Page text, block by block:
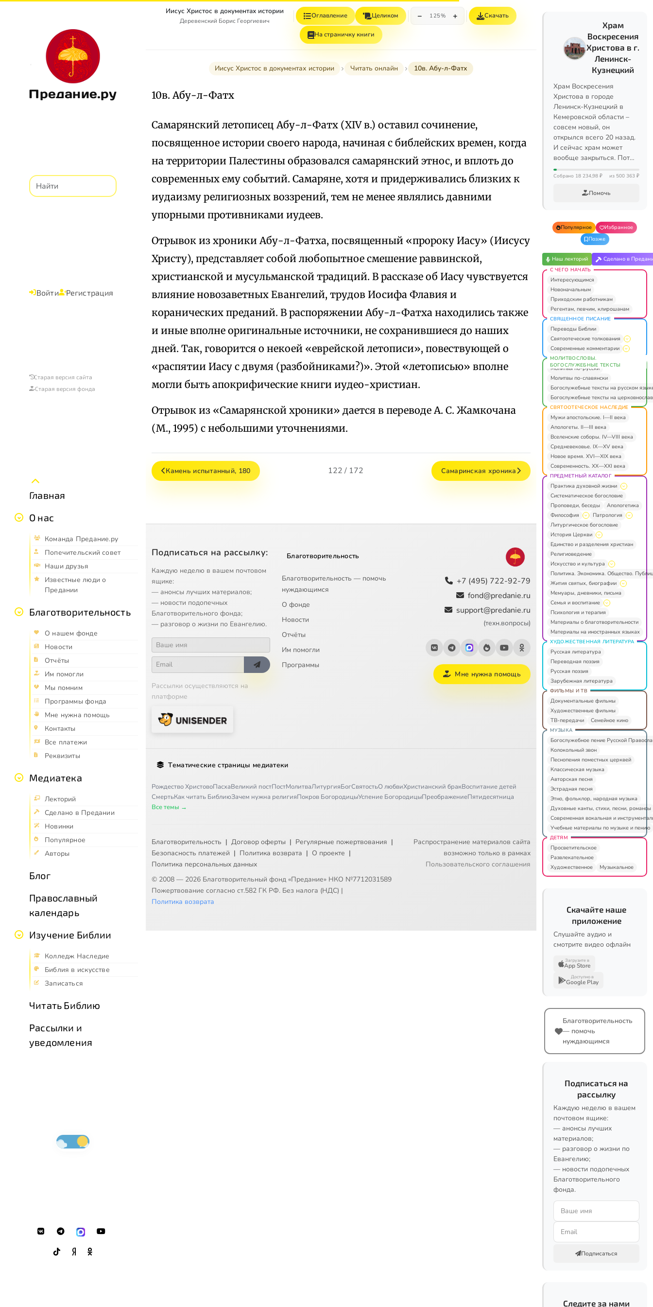
Предание.ру
Войти Регистрация
Старая версия сайта
Старая версия фонда
Главная
О нас
Команда Предание.ру
Попечительский совет
Наши друзья
Известные люди о
Предании
Благотворительность
О нашем фонде
Новости
Отчёты
Им помогли
Мы помним
Программы фонда
Мне нужна помощь
Контакты
Все платежи
Реквизиты
Медиатека
Лекторий
Сделано в Предании
Новинки
Популярное
Авторы
Блог
Православный
календарь
Изучение Библии
Колледж Наследие
Библия в искусстве
Записаться
Читать Библию
Рассылки и
уведомления
Иисус Христос в документах истории
Деревенский Борис Георгиевич
Оглавление Целиком − 125% + Скачать
На страничку книги
Иисус Христос в документах истории Читать онлайн 10в. Абу-л-Фатх
10в. Абу-л-Фатх
Самарянский летописец Абу-л-Фатх (XIV в.) оставил сочинение,
посвященное истории своего народа, начиная с библейских времен, когда
на территории Палестины образовался самарянский этнос, и вплоть до
современных ему событий. Самаряне, хотя и придерживались близких к
иудаизму религиозных воззрений, тем не менее являлись давними
упорными противниками иудеев.
Отрывок из хроники Абу-л-Фатха, посвященный «пророку Иасу» (Иисусу
Христу), представляет собой любопытное смешение раввинской,
христианской и мусульманской традиций. В рассказе об Иасу чувствуется
влияние новозаветных Евангелий, трудов Иосифа Флавия и
коранических преданий. В распоряжении Абу-л-Фатха находились также
и иные вполне оригинальные источники, не сохранившиеся до наших
дней. Так, говорится о некоей «еврейской летописи», повествующей о
«распятии Иасу с двумя (разбойниками?)». Этой «летописью» вполне
могли быть апокрифические книги иудео-христиан.
Отрывок из «Самарянской хроники» дается в переводе А. С. Жамкочана
(М., 1995) с небольшими уточнениями.
Камень испытанный, 180 122 / 172 Самаринская хроника
Подписаться на рассылку:
Каждую неделю в вашем почтовом
ящике:
— анонсы лучших материалов;
— новости подопечных
Благотворительного фонда;
— разговор о жизни по Евангелию.
Рассылки осуществляются на
платформе
Благотворительность
Благотворительность — помочь
нуждающимся
О фонде
Новости
Отчёты
Им помогли
Программы
+7 (495) 722-92-79
fond@predanie.ru
support@predanie.ru
(техн.вопросы)
Мне нужна помощь
Тематические страницы медиатеки
Рождество ХристовоПасхаВеликий постПостМолитваЛитургияБогСвятостьО любвиХристианский бракВоспитание детей
СмертьКак читать БиблиюЗачем нужна религияПокров БогородицыУспение БогородицыПреображениеПятидесятница
Все темы →
Благотворительность | Договор оферты | Регулярные пожертвования |
Безопасность платежей | Политика возврата | О проекте |
Политика персональных данных
© 2008 — 2026 Благотворительный фонд «Предание» НКО №7712031589
Пожертвование согласно ст.582 ГК РФ. Без налога (НДС) |
Политика возврата
Распространение материалов сайта
возможно только в рамках
Пользовательского соглашения
Храм
Воскресения
Христова в г.
Ленинск-
Кузнецкий
Храм Воскресения
Христова в городе
Ленинск-Кузнецкий в
Кемеровской области –
совсем новый, он
открылся всего 20 назад.
И сейчас храм может
вообще закрыться. Пот…
Собрано 18 234,98 ₽ из 500 363 ₽
Помочь
Популярное
Избранное
Позже
Наш лекторий Сделано в
С ЧЕГО НАЧАТЬ
Интересующимся
Новоначальным
Приходским работникам
Регентам, певчим, клирошанам
СВЯЩЕННОЕ ПИСАНИЕ
Переводы Библии
Святоотеческие толкования
Современные комментарии
МОЛИТВОСЛОВЫ.
БОГОСЛУЖЕБНЫЕ ТЕКСТЫ
Молитвы по-русски
Молитвы по-славянски
Богослужебные тексты на русском
Богослужебные тексты на
СВЯТООТЕЧЕСКОЕ НАСЛЕДИЕ
Мужи апостольские. I—II века
Апологеты. II—III века
Вселенские соборы. IV—VIII века
Средневековье. IX—XV века
Новое время. XVI—XIX века
Современность. XX—XXI века
ПРЕДМЕТНЫЙ КАТАЛОГ
Практика духовной жизни
Систематическое богословие
Проповеди, беседы
Апологетика
Философия
Патрология
Литургическое богословие
История Церкви
Единство и разделения христиан
Религиоведение
Искусство и культура
Политика. Экономика. Общество.
Жития святых, биографии
Мемуары, дневники, письма
Семья и воспитание
Психология и терапия
Материалы о благотворительности
Материалы на иностранных языках
ХУДОЖЕСТВЕННАЯ ЛИТЕРАТУРА
Русская литература
Переводная поэзия
Русская поэзия
Зарубежная литература
ФИЛЬМЫ И ТВ
Документальные фильмы
Художественные фильмы
ТВ-передачи
Семейное кино
МУЗЫКА
Богослужебное пение Русской
Колокольный звон
Песнопения поместных церквей
Классическая музыка
Авторская песня
Эстрадная песня
Этно, фольклор, народная музыка
Духовные канты, стихи, песни, романсы
Современная вокальная и
Учебные материалы по музыке и пению
ДЕТЯМ
Просветительское
Развлекательное
Художественное
Музыкальное
Скачайте наше
приложение
Слушайте аудио и
смотрите видео офлайн
Загрузите в
App Store
Доступно в
Google Play
Благотворительность
— помочь
нуждающимся
Подписаться на
рассылку
Каждую неделю в вашем
почтовом ящике:
— анонсы лучших
материалов;
— разговор о жизни по
Евангелию;
— новости подопечных
Благотворительного
фонда.
Подписаться
Следите за нами